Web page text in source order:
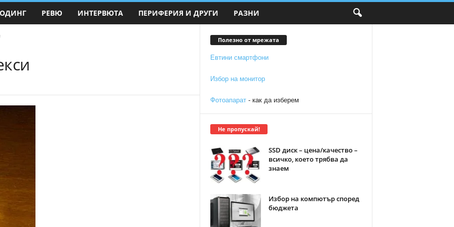
РЕВЮ ИНТЕРВЮТА ПЕРИФЕРИЯ И ДРУГИ РАЗНИ
Полезно от мрежата
Евтини смартфони
Избор на монитор
Фотоапарат- как да изберем
Не пропускай!
SSD диск – цена/качество –
всичко, което трябва да
знаем
Избор на компютър според
бюджета